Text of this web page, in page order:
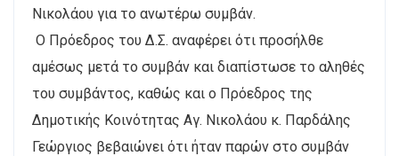
Νικολάου για το ανωτέρω συμβάν.
Ο Πρόεδρος του Δ.Σ. αναφέρει ότι προσήλθε
αμέσως μετά το συμβάν και διαπίστωσε το αληθές
του συμβάντος, καθώς και ο Πρόεδρος της
Δημοτικής Κοινότητας Αγ. Νικολάου κ. Παρδάλης
Γεώργιος βεβαιώνει ότι ήταν παρών στο συμβάν